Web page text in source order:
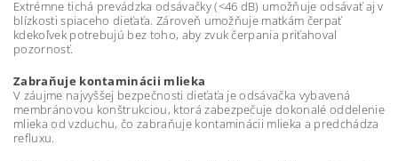
Extrémne tichá prevádzka odsávačky (<46 dB) umožňuje odsávať aj v
blízkosti spiaceho dieťaťa. Zároveň umožňuje matkám čerpať
kdekoľvek potrebujú bez toho, aby zvuk čerpania priťahoval
pozornosť.
Zabraňuje kontaminácii mlieka
V záujme najvyššej bezpečnosti dieťaťa je odsávačka vybavená
membránovou konštrukciou, ktorá zabezpečuje dokonalé oddelenie
mlieka od vzduchu, čo zabraňuje kontaminácii mlieka a predchádza
refluxu.